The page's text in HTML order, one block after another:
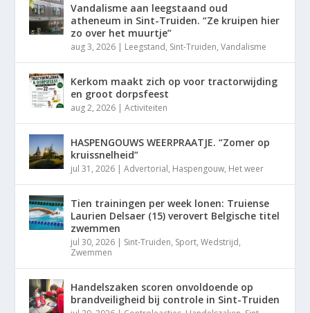
Vandalisme aan leegstaand oud
atheneum in Sint-Truiden. “Ze kruipen hier
zo over het muurtje”
aug 3, 2026 | Leegstand, Sint-Truiden,Vandalisme
Kerkom maakt zich op voor tractorwijding
en groot dorpsfeest
aug 2, 2026 |Activiteiten
HASPENGOUWS WEERPRAATJE. “Zomer op
kruissnelheid”
jul 31, 2026 |Advertorial, Haspengouw, Het weer
Tien trainingen per week lonen: Truiense
Laurien Delsaer (15) verovert Belgische titel
zwemmen
jul 30, 2026 | Sint-Truiden, Sport,Wedstrijd,
Zwemmen
Handelszaken scoren onvoldoende op
brandveiligheid bij controle in Sint-Truiden